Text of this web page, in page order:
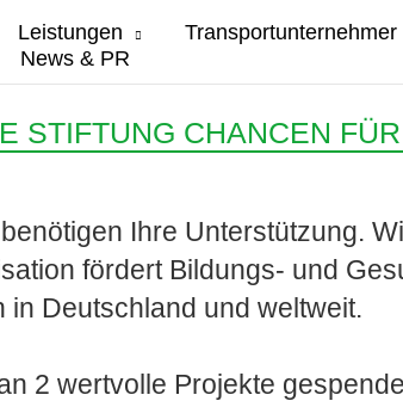
Leistungen Transportunternehmer
News & PR
STIFTUNG CHANCEN
Ihre Unterstützung.
fördert Bildungs- und
Deutschland und weltweit.
2 wertvolle Projekte